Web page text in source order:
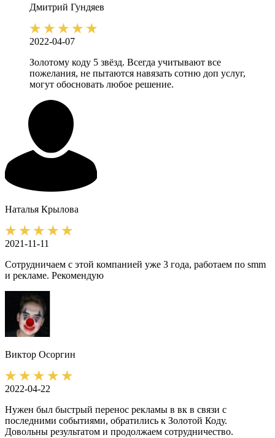
Дмитрий Гундяев
2022-04-07
Золотому коду 5 звёзд. Всегда учитывают все
пожелания, не пытаются навязать сотню доп услуг,
могут обосновать любое решение.
Наталья Крылова
2021-11-11
Сотрудничаем с этой компанией уже 3 года, работаем по smm
и рекламе. Рекомендую
Виктор Осоргин
2022-04-22
Нужен был быстрый перенос рекламы в вк в связи с
последними событиями, обратились к Золотой Коду.
Довольны результатом и продолжаем сотрудничество.